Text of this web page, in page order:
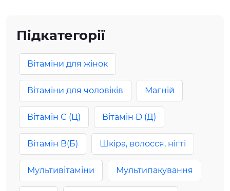
Підкатегорії
Вітаміни для жінок
Вітаміни для чоловіків Магній
Вітамін C (Ц) Вітамін D (Д)
Вітамін B(Б) Шкіра, волосся, нігті
Мультивітаміни Мультипакування